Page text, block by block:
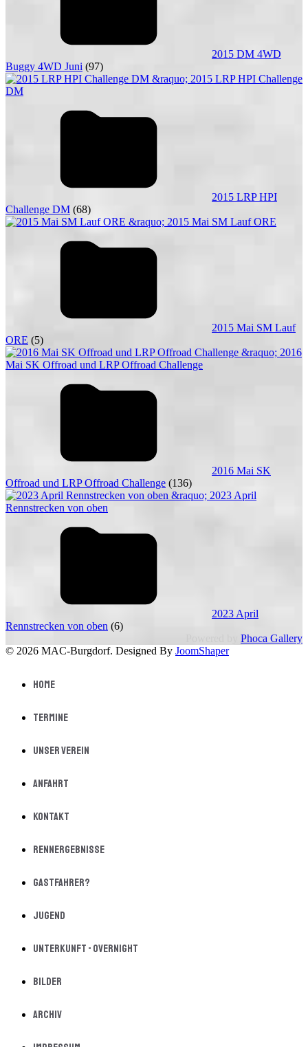
2015 DM 4WD
Buggy 4WD Juni (97)
2015 LRP HPI
Challenge DM (68)
2015 Mai SM Lauf
ORE (5)
2016 Mai SK
Offroad und LRP Offroad Challenge (136)
2023 April
Rennstrecken von oben (6)
Phoca Gallery
© 2026 MAC-Burgdorf. Designed By JoomShaper
Home
Termine
Unser Verein
Anfahrt
Kontakt
Rennergebnisse
Gastfahrer?
Jugend
Unterkunft - Overnight
Bilder
Archiv